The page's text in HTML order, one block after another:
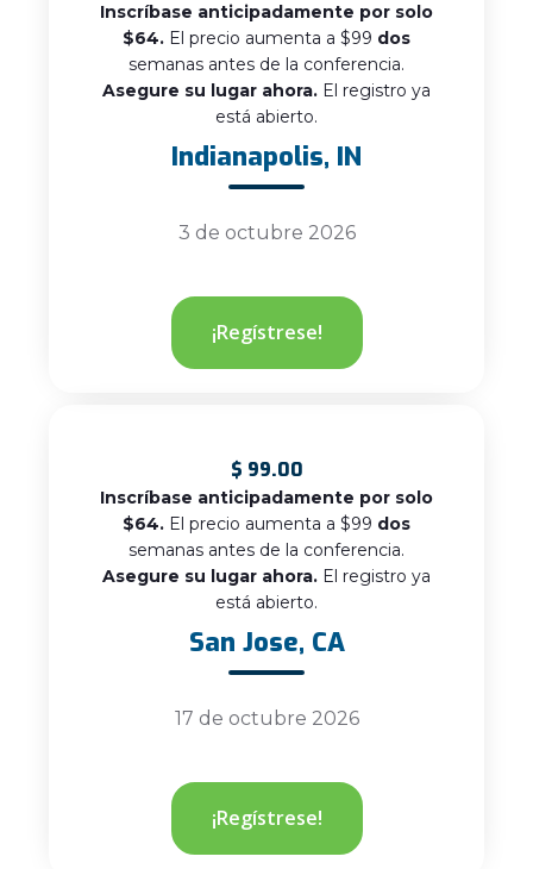
Inscríbase anticipadamente por solo
$64. El precio aumenta a $99 dos
semanas antes de la conferencia.
Asegure su lugar ahora. El registro ya
está abierto.
Indianapolis, IN
3 de octubre 2026
¡Regístrese!
$ 99.00
Inscríbase anticipadamente por solo
$64. El precio aumenta a $99 dos
semanas antes de la conferencia.
Asegure su lugar ahora. El registro ya
está abierto.
San Jose, CA
17 de octubre 2026
¡Regístrese!